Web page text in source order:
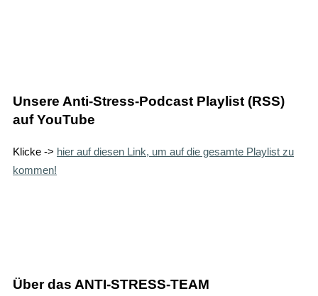
Unsere Anti-Stress-Podcast Playlist (RSS)
auf YouTube
Klicke -> hier auf diesen Link, um auf die gesamte Playlist zu
kommen!
Über das ANTI-STRESS-TEAM